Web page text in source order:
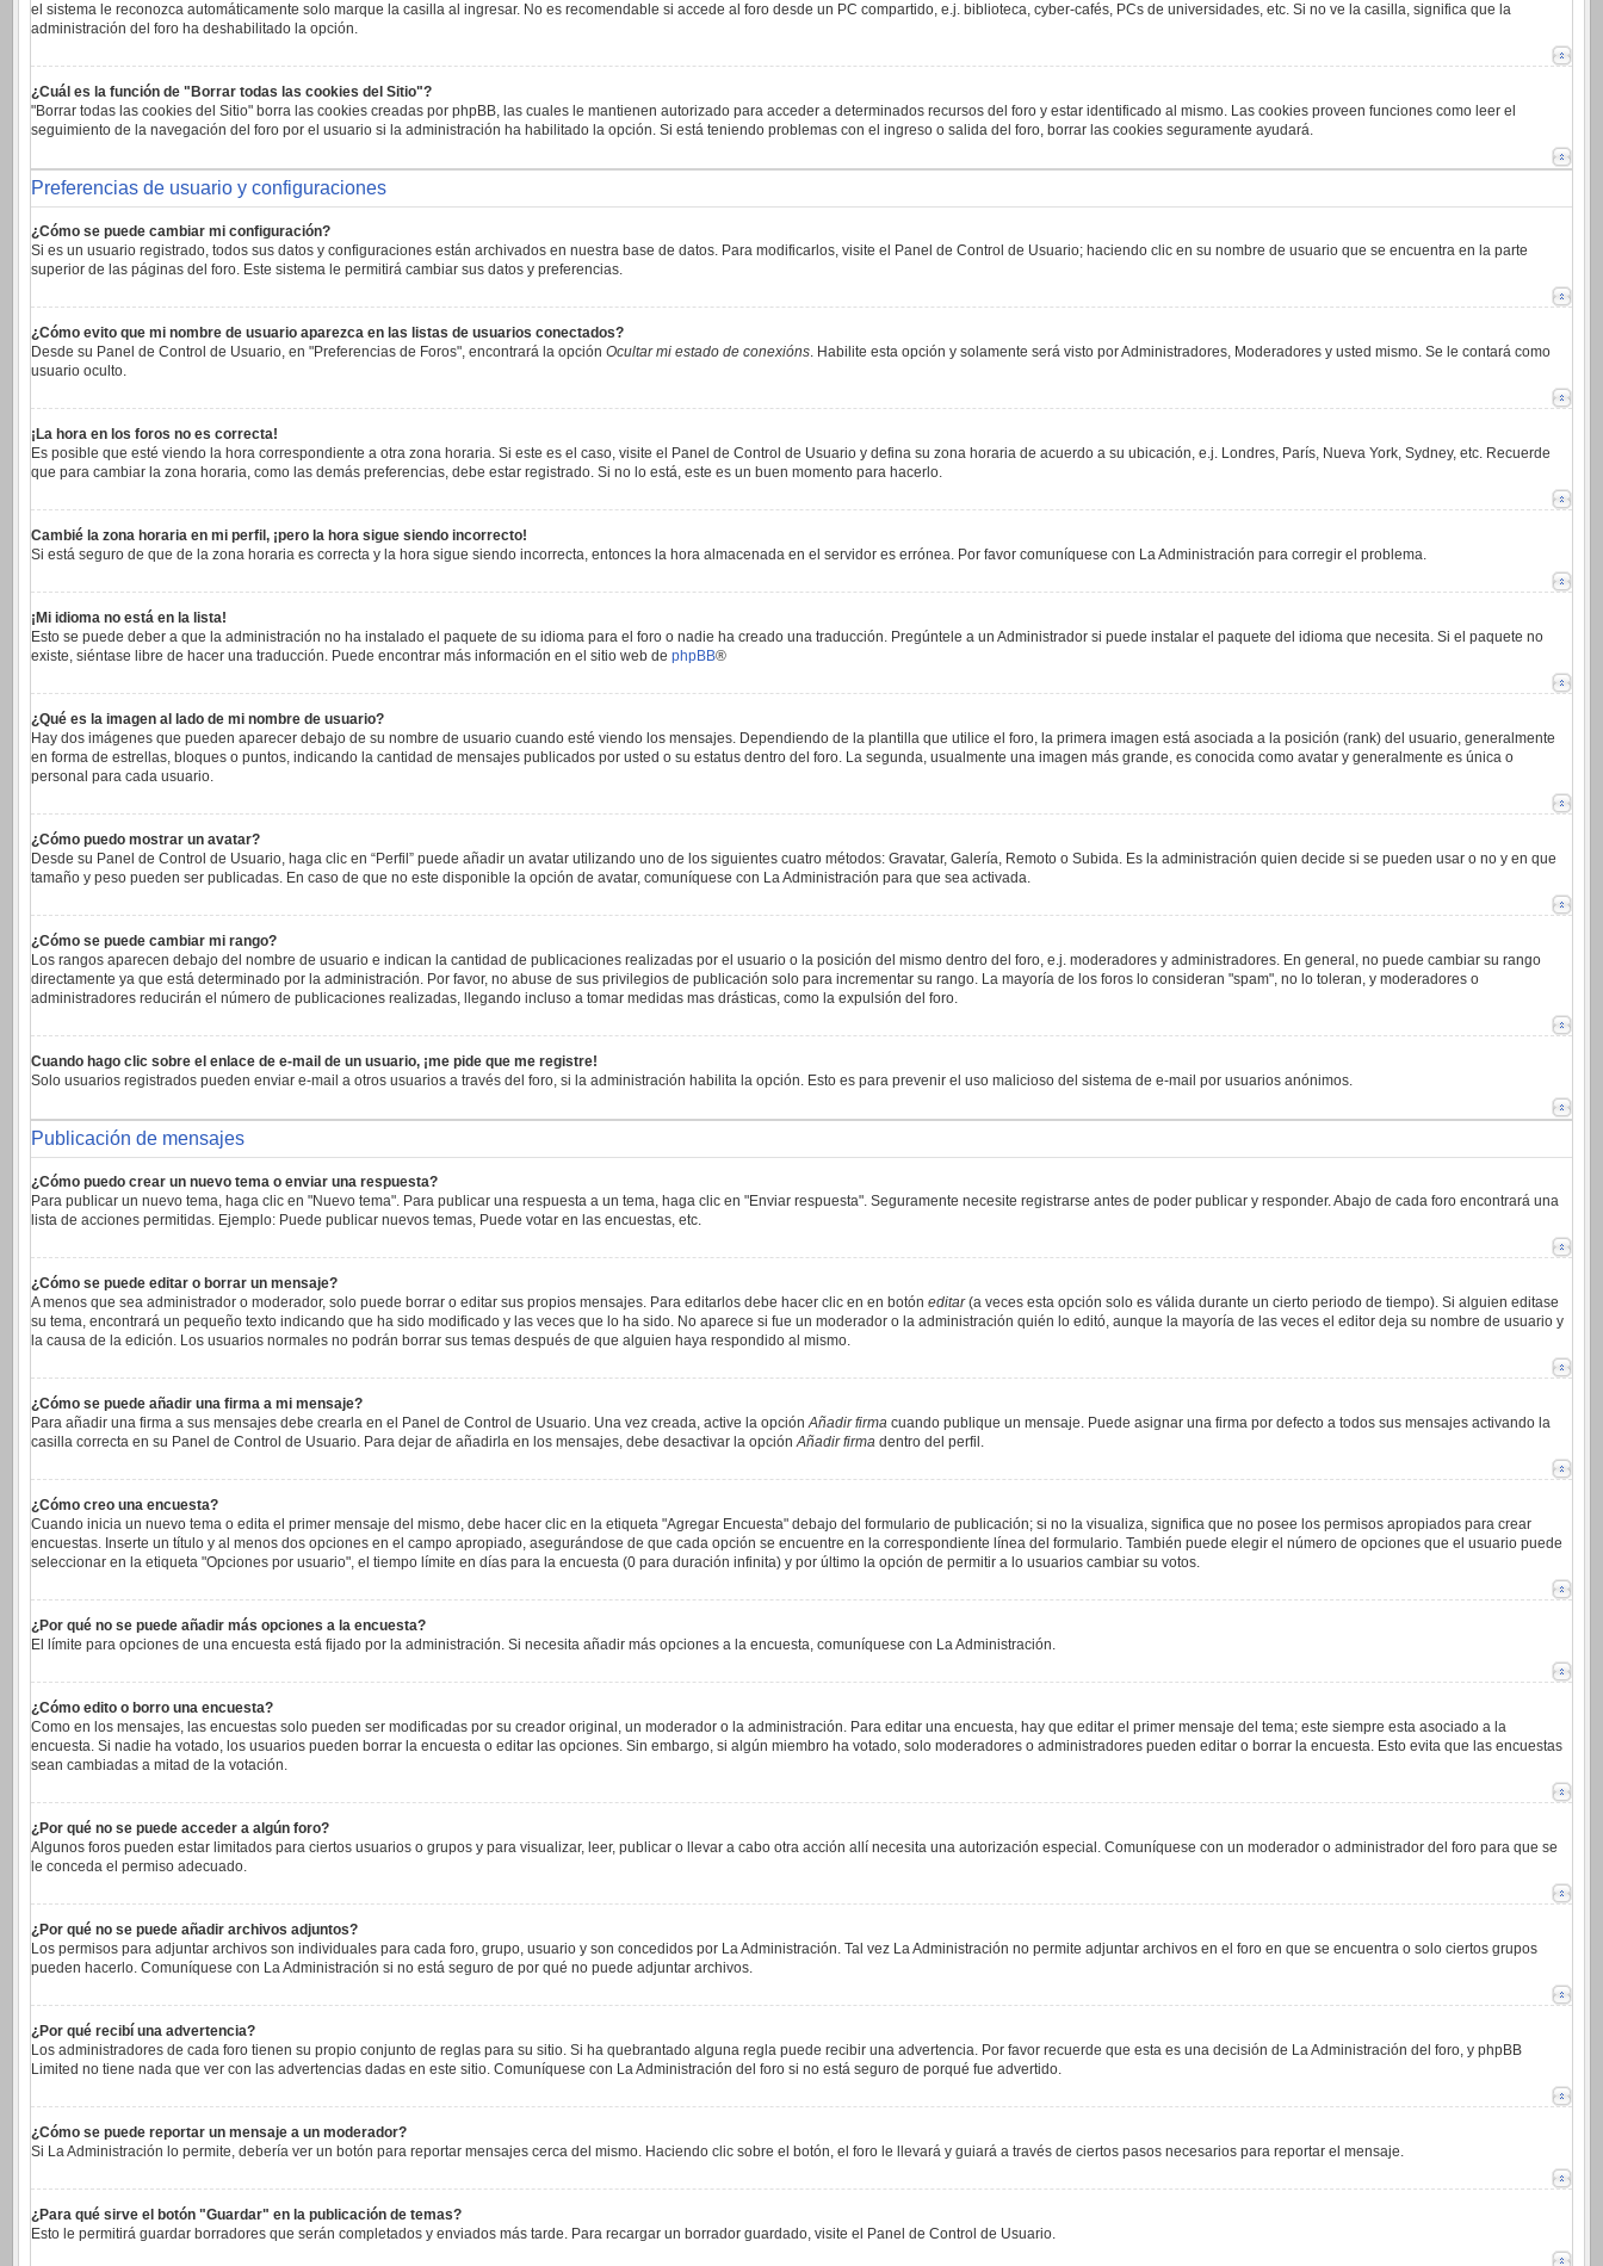
el sistema le reconozca automáticamente solo marque la casilla al ingresar. No es recomendable si accede al foro desde un PC compartido, e.j. biblioteca, cyber-cafés, PCs de universidades, etc. Si no ve la casilla, significa que la
administración del foro ha deshabilitado la opción.
¿Cuál es la función de "Borrar todas las cookies del Sitio"?
"Borrar todas las cookies del Sitio" borra las cookies creadas por phpBB, las cuales le mantienen autorizado para acceder a determinados recursos del foro y estar identificado al mismo. Las cookies proveen funciones como leer el
seguimiento de la navegación del foro por el usuario si la administración ha habilitado la opción. Si está teniendo problemas con el ingreso o salida del foro, borrar las cookies seguramente ayudará.
Preferencias de usuario y configuraciones
¿Cómo se puede cambiar mi configuración?
Si es un usuario registrado, todos sus datos y configuraciones están archivados en nuestra base de datos. Para modificarlos, visite el Panel de Control de Usuario; haciendo clic en su nombre de usuario que se encuentra en la parte
superior de las páginas del foro. Este sistema le permitirá cambiar sus datos y preferencias.
¿Cómo evito que mi nombre de usuario aparezca en las listas de usuarios conectados?
Desde su Panel de Control de Usuario, en "Preferencias de Foros", encontrará la opción Ocultar mi estado de conexións. Habilite esta opción y solamente será visto por Administradores, Moderadores y usted mismo. Se le contará como
usuario oculto.
¡La hora en los foros no es correcta!
Es posible que esté viendo la hora correspondiente a otra zona horaria. Si este es el caso, visite el Panel de Control de Usuario y defina su zona horaria de acuerdo a su ubicación, e.j. Londres, París, Nueva York, Sydney, etc. Recuerde
que para cambiar la zona horaria, como las demás preferencias, debe estar registrado. Si no lo está, este es un buen momento para hacerlo.
Cambié la zona horaria en mi perfil, ¡pero la hora sigue siendo incorrecto!
Si está seguro de que de la zona horaria es correcta y la hora sigue siendo incorrecta, entonces la hora almacenada en el servidor es errónea. Por favor comuníquese con La Administración para corregir el problema.
¡Mi idioma no está en la lista!
Esto se puede deber a que la administración no ha instalado el paquete de su idioma para el foro o nadie ha creado una traducción. Pregúntele a un Administrador si puede instalar el paquete del idioma que necesita. Si el paquete no
existe, siéntase libre de hacer una traducción. Puede encontrar más información en el sitio web de phpBB®
¿Qué es la imagen al lado de mi nombre de usuario?
Hay dos imágenes que pueden aparecer debajo de su nombre de usuario cuando esté viendo los mensajes. Dependiendo de la plantilla que utilice el foro, la primera imagen está asociada a la posición (rank) del usuario, generalmente
en forma de estrellas, bloques o puntos, indicando la cantidad de mensajes publicados por usted o su estatus dentro del foro. La segunda, usualmente una imagen más grande, es conocida como avatar y generalmente es única o
personal para cada usuario.
¿Cómo puedo mostrar un avatar?
Desde su Panel de Control de Usuario, haga clic en “Perfil” puede añadir un avatar utilizando uno de los siguientes cuatro métodos: Gravatar, Galería, Remoto o Subida. Es la administración quien decide si se pueden usar o no y en que
tamaño y peso pueden ser publicadas. En caso de que no este disponible la opción de avatar, comuníquese con La Administración para que sea activada.
¿Cómo se puede cambiar mi rango?
Los rangos aparecen debajo del nombre de usuario e indican la cantidad de publicaciones realizadas por el usuario o la posición del mismo dentro del foro, e.j. moderadores y administradores. En general, no puede cambiar su rango
directamente ya que está determinado por la administración. Por favor, no abuse de sus privilegios de publicación solo para incrementar su rango. La mayoría de los foros lo consideran "spam", no lo toleran, y moderadores o
administradores reducirán el número de publicaciones realizadas, llegando incluso a tomar medidas mas drásticas, como la expulsión del foro.
Cuando hago clic sobre el enlace de e-mail de un usuario, ¡me pide que me registre!
Solo usuarios registrados pueden enviar e-mail a otros usuarios a través del foro, si la administración habilita la opción. Esto es para prevenir el uso malicioso del sistema de e-mail por usuarios anónimos.
Publicación de mensajes
¿Cómo puedo crear un nuevo tema o enviar una respuesta?
Para publicar un nuevo tema, haga clic en "Nuevo tema". Para publicar una respuesta a un tema, haga clic en "Enviar respuesta". Seguramente necesite registrarse antes de poder publicar y responder. Abajo de cada foro encontrará una
lista de acciones permitidas. Ejemplo: Puede publicar nuevos temas, Puede votar en las encuestas, etc.
¿Cómo se puede editar o borrar un mensaje?
A menos que sea administrador o moderador, solo puede borrar o editar sus propios mensajes. Para editarlos debe hacer clic en en botón editar(a veces esta opción solo es válida durante un cierto periodo de tiempo). Si alguien editase
su tema, encontrará un pequeño texto indicando que ha sido modificado y las veces que lo ha sido. No aparece si fue un moderador o la administración quién lo editó, aunque la mayoría de las veces el editor deja su nombre de usuario y
la causa de la edición. Los usuarios normales no podrán borrar sus temas después de que alguien haya respondido al mismo.
¿Cómo se puede añadir una firma a mi mensaje?
Para añadir una firma a sus mensajes debe crearla en el Panel de Control de Usuario. Una vez creada, active la opciónAñadir firma cuando publique un mensaje. Puede asignar una firma por defecto a todos sus mensajes activando la
casilla correcta en su Panel de Control de Usuario. Para dejar de añadirla en los mensajes, debe desactivar la opciónAñadir firma dentro del perfil.
¿Cómo creo una encuesta?
Cuando inicia un nuevo tema o edita el primer mensaje del mismo, debe hacer clic en la etiqueta "Agregar Encuesta" debajo del formulario de publicación; si no la visualiza, significa que no posee los permisos apropiados para crear
encuestas. Inserte un título y al menos dos opciones en el campo apropiado, asegurándose de que cada opción se encuentre en la correspondiente línea del formulario. También puede elegir el número de opciones que el usuario puede
seleccionar en la etiqueta "Opciones por usuario", el tiempo límite en días para la encuesta (0 para duración infinita) y por último la opción de permitir a lo usuarios cambiar su votos.
¿Por qué no se puede añadir más opciones a la encuesta?
El límite para opciones de una encuesta está fijado por la administración. Si necesita añadir más opciones a la encuesta, comuníquese con La Administración.
¿Cómo edito o borro una encuesta?
Como en los mensajes, las encuestas solo pueden ser modificadas por su creador original, un moderador o la administración. Para editar una encuesta, hay que editar el primer mensaje del tema; este siempre esta asociado a la
encuesta. Si nadie ha votado, los usuarios pueden borrar la encuesta o editar las opciones. Sin embargo, si algún miembro ha votado, solo moderadores o administradores pueden editar o borrar la encuesta. Esto evita que las encuestas
sean cambiadas a mitad de la votación.
¿Por qué no se puede acceder a algún foro?
Algunos foros pueden estar limitados para ciertos usuarios o grupos y para visualizar, leer, publicar o llevar a cabo otra acción allí necesita una autorización especial. Comuníquese con un moderador o administrador del foro para que se
le conceda el permiso adecuado.
¿Por qué no se puede añadir archivos adjuntos?
Los permisos para adjuntar archivos son individuales para cada foro, grupo, usuario y son concedidos por La Administración. Tal vez La Administración no permite adjuntar archivos en el foro en que se encuentra o solo ciertos grupos
pueden hacerlo. Comuníquese con La Administración si no está seguro de por qué no puede adjuntar archivos.
¿Por qué recibí una advertencia?
Los administradores de cada foro tienen su propio conjunto de reglas para su sitio. Si ha quebrantado alguna regla puede recibir una advertencia. Por favor recuerde que esta es una decisión de La Administración del foro, y phpBB
Limited no tiene nada que ver con las advertencias dadas en este sitio. Comuníquese con La Administración del foro si no está seguro de porqué fue advertido.
¿Cómo se puede reportar un mensaje a un moderador?
Si La Administración lo permite, debería ver un botón para reportar mensajes cerca del mismo. Haciendo clic sobre el botón, el foro le llevará y guiará a través de ciertos pasos necesarios para reportar el mensaje.
¿Para qué sirve el botón "Guardar" en la publicación de temas?
Esto le permitirá guardar borradores que serán completados y enviados más tarde. Para recargar un borrador guardado, visite el Panel de Control de Usuario.